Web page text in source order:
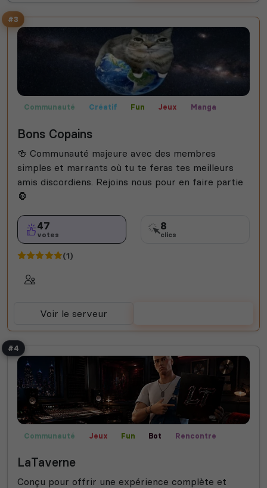
#3
Communauté Créatif Fun Jeux
Manga
Bons Copains
🍻 Communauté majeure avec des membres
simples et marrants où tu te feras tes meilleurs
amis discordiens. Rejoins nous pour en faire partie
🦍
47
votes
8
clics
(1)
Voir le serveur
#4
Communauté Jeux Fun Bot
Rencontre
LaTaverne
Conçu pour offrir une expérience complète et